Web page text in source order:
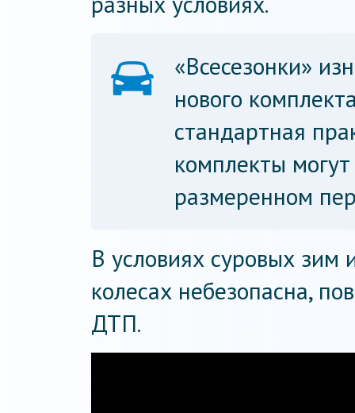
«Всесезонки»
нового
стандартная
комплекты
размеренном
В условиях суровых зим
колесах небезопасна,
ДТП.